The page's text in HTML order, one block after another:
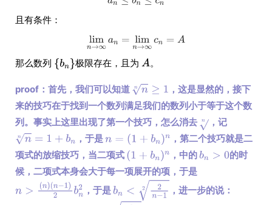
且有条件：
那么数列 极限存在，且为 。
proof：首先，我们可以知道
，这是显然的，接下
来的技巧在于找到一个数列满足我们的数列小于等于这个数
列。事实上这里出现了第一个技巧，怎么消去
，记
，于是
，第二个技巧就是二
项式的放缩技巧，当二项式
，中的
的时
候，二项式本身会大于每一项展开的项，于是
，于是
，进一步的说：